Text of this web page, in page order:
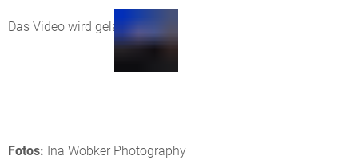
Das Video wird geladen...
Fotos: Ina Wobker Photography